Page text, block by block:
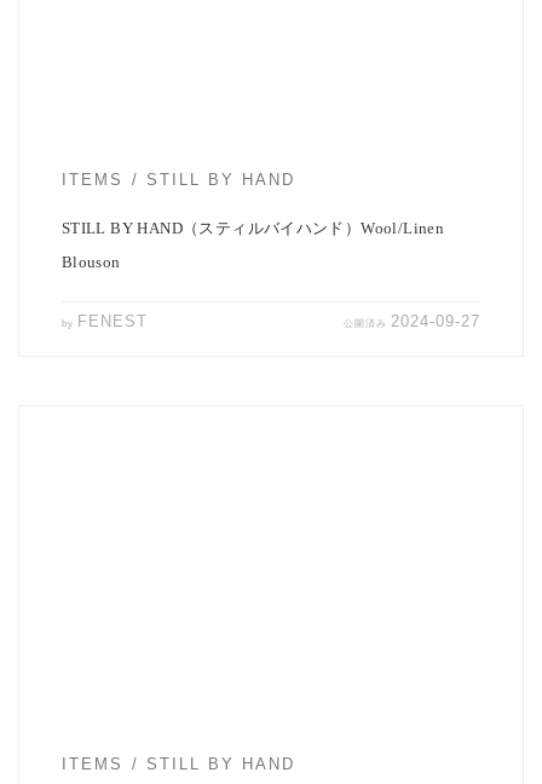
ITEMS STILL BY HAND
STILL BY HAND（スティルバイハンド）Wool/Linen
Blouson
by FENEST 公開済み2024-09-27
ITEMS STILL BY HAND